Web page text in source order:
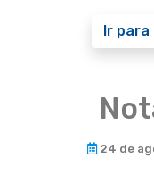
Ir para
24 de